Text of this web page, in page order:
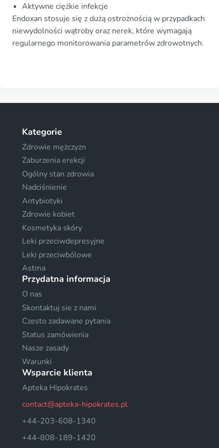
Aktywne ciężkie infekcje
Endoxan stosuje się z dużą ostrożnością w przypadkach
niewydolności wątroby oraz nerek, które wymagają
regularnego monitorowania parametrów zdrowotnych.
Kategorie
Zdrowie mężczyzn
Zaburzenia erekcji
Ogólny stan zdrowia
Nadciśnienie
Antybiotyki
Zdrowie kobiet
Kosmetyka skóry
Leki przeciwdepresyjne
Leki przeciwbólowe
Astma
Przydatna informacja
O nas
Skontaktuj sie z nami
Czesto zadawane pytania
Status zamówienia
Nasze zasady
Warunki
Wsparcie klienta
Apteka Hipokrates
contact@apteka-hipokrates.pl
+44-203-608-1340
+44-808-189-1420